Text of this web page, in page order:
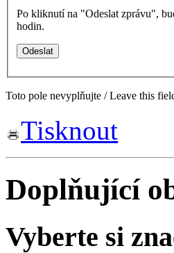
Po kliknutí na "Odeslat zprávu",
hodin.
Toto pole nevyplňujte / Leave this
Tisknout
Doplňující
Vyberte si